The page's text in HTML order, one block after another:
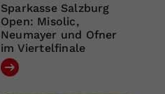
Sparkasse Salzburg
Open: Misolic,
Neumayer und Ofner
im Viertelfinale